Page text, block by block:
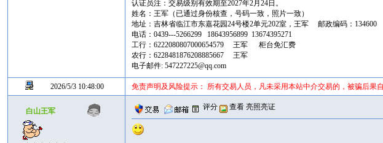
认证员注：交易级别有效期至2027年2月24日。
姓名：王军（已通过身份核查，号码一致，照片一致）
地址：吉林省临江市东嘉花园24号楼2单元202室，王军 邮政编码：134600
电话：0439---5266299 18643956899 13674395271
工行：6222080807000654579 王军 柜台免汇费
农行：6228481876208885667 王军
电子邮件: 547227225@qq.com
2026/5/3 10:48:00 免责声明及风险提示： 所有交易人员，凡未采用本站中介交易的，被骗后果自
白山王军 评分 查看 亮照亮证